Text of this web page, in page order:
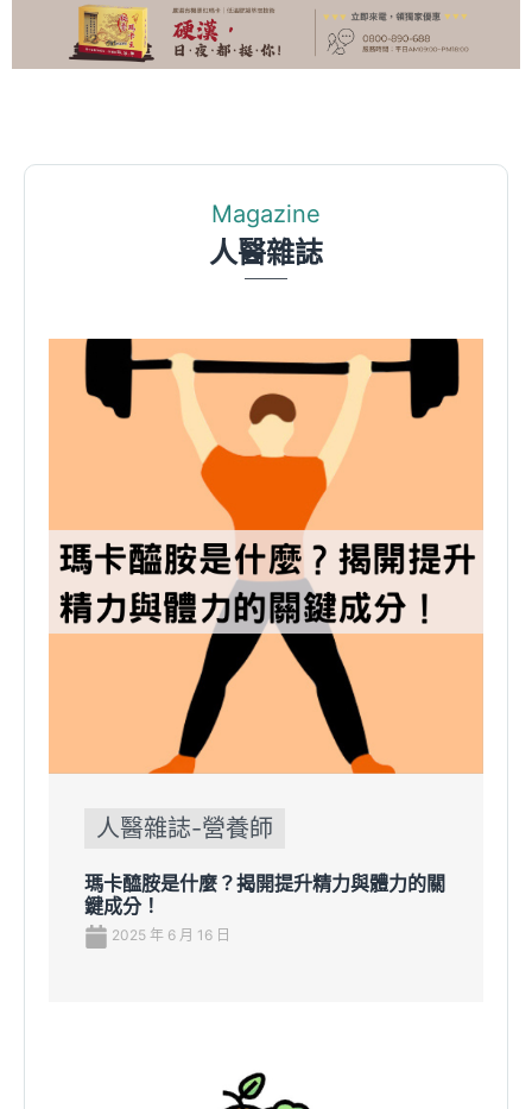
Magazine
人醫雜誌
人醫雜誌-營養師
瑪卡醯胺是什麼？揭開提升精力與體力的關
鍵成分！
2025 年 6 月 16 日